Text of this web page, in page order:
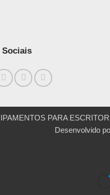
Sociais
PARA
Desenvolvido